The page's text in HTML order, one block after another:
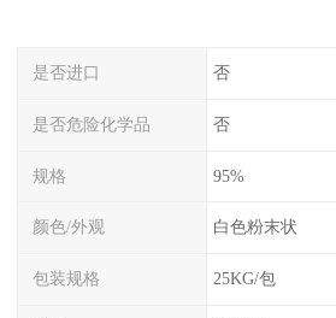
是否进口 否
是否危险化学品 否
规格 95%
颜色/外观 白色粉末状
包装规格 25KG/包